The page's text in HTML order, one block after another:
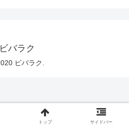
ビバラク
ビバラク.
トップ サイドバー